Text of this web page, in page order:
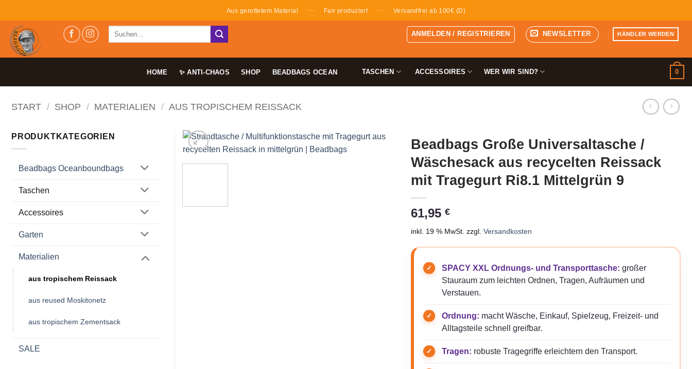
Inhalt
springen
Aus gerettetem Material — Fair produziert — Versandfrei ab 100€ (D)
Suchen
ANMELDEN / REGISTRIEREN NEWSLETTER HÄNDLER WERDEN
HOME ✨ ANTI-CHAOS SHOP BEADBAGS OCEAN TASCHEN ACCESSOIRES WER WIR SIND? 0
START / SHOP / MATERIALIEN / AUS TROPISCHEM REISSACK
Beadbags Große Universaltasche /
Wäschesack aus recycelten Reissack
mit Tragegurt Ri8.1 Mittelgrün 9
61,95 €
inkl. 19 % MwSt. zzgl. Versandkosten
SPACY XXL Ordnungs- und Transporttasche: großer
Stauraum zum leichten Ordnen, Tragen, Aufräumen und
Verstauen.
Ordnung: macht Wäsche, Einkauf, Spielzeug, Freizeit- und
Alltagsteile schnell greifbar.
Tragen: robuste Tragegriffe erleichtern den Transport.
PRODUKTKATEGORIEN
Beadbags Oceanboundbags
Taschen
Accessoires
Garten
Materialien
aus tropischem Reissack
aus reused Moskitonetz
aus tropischem Zementsack
SALE